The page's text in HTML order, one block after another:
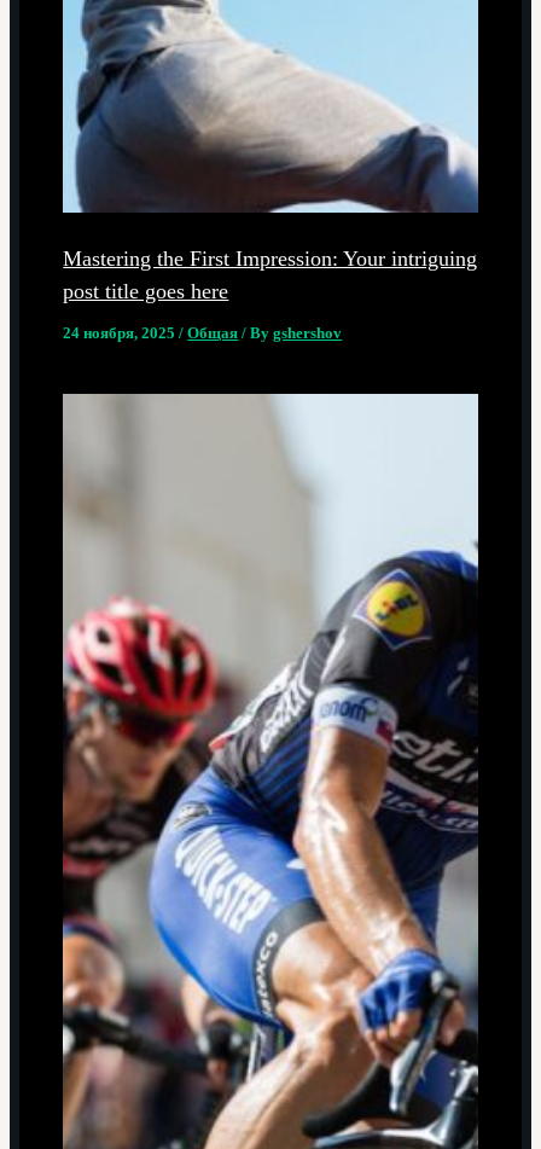
Mastering the First Impression: Your intriguing
post title goes here
24 ноября, 2025/Общая / Bygshershov